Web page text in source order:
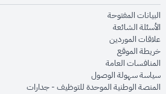
البيانات المفتوحةopens in new window
الأسئلة الشائعةopens in new window
علاقات الموردينopens in new window
خريطة الموقعopens in new window
المنافسات العامةopens in new window
سياسة سهولة الوصولopens in new window
المنصة الوطنية الموحدة للتوظيف - جدارات